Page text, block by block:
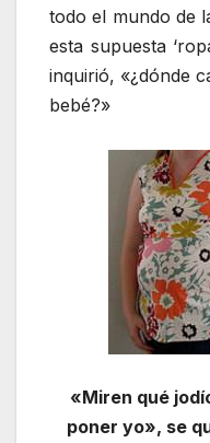
todo el mundo de
esta supuesta
inquirió, «¿dónde
bebé?»
«Miren qué
poner yo», se